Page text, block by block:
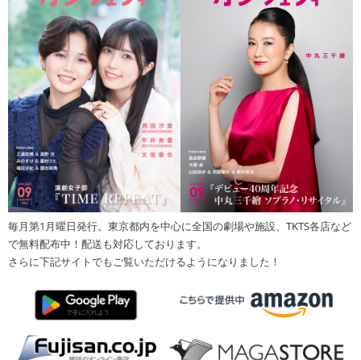
毎月第1月曜日発行。東京都内を中心に全国の劇場や施設、TKTS各店など
で無料配布中！配送も対応しております。
さらに下記サイトでもご覧いただけるようになりました！